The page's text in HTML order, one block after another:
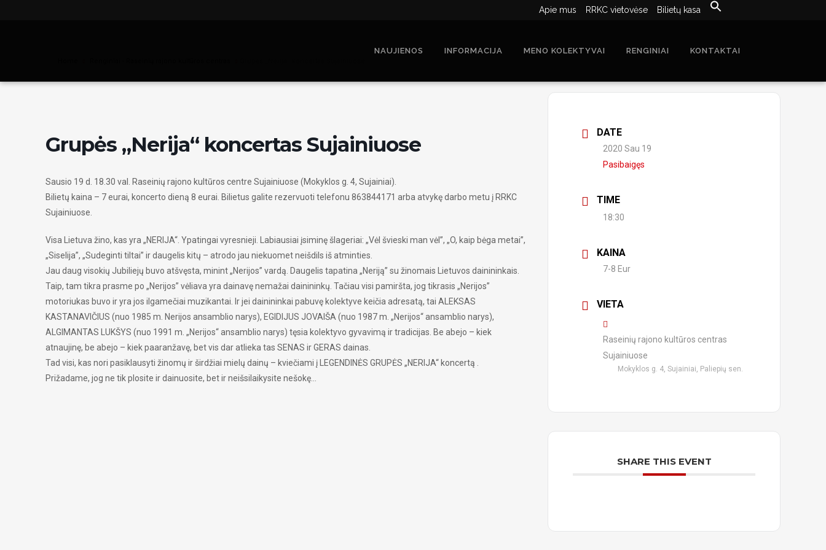
Apie mus RRKC vietovėse Bilietų kasa
NAUJIENOS INFORMACIJA MENO KOLEKTYVAI RENGINIAI KONTAKTAI
Grupės „Nerija“ koncertas Sujainiuose
Sausio 19 d. 18.30 val. Raseinių rajono kultūros centre Sujainiuose (Mokyklos g. 4, Sujainiai).
Bilietų kaina – 7 eurai, koncerto dieną 8 eurai. Bilietus galite rezervuoti telefonu 863844171 arba atvykę darbo metu į RRKC
Sujainiuose.
Visa Lietuva žino, kas yra „NERIJA“. Ypatingai vyresnieji. Labiausiai įsiminę šlageriai: „Vėl švieski man vėl”, „O, kaip bėga metai”,
„Siselija”, „Sudeginti tiltai” ir daugelis kitų – atrodo jau niekuomet neišdils iš atminties.
Jau daug visokių Jubiliejų buvo atšvęsta, minint „Nerijos” vardą. Daugelis tapatina „Neriją” su žinomais Lietuvos dainininkais.
Taip, tam tikra prasme po „Nerijos” vėliava yra dainavę nemažai dainininkų. Tačiau visi pamiršta, jog tikrasis „Nerijos”
motoriukas buvo ir yra jos ilgamečiai muzikantai. Ir jei dainininkai pabuvę kolektyve keičia adresatą, tai ALEKSAS
KASTANAVIČIUS (nuo 1985 m. Nerijos ansamblio narys), EGIDIJUS JOVAIŠA (nuo 1987 m. „Nerijos‘‘ ansamblio narys),
ALGIMANTAS LUKŠYS (nuo 1991 m. „Nerijos‘‘ ansamblio narys) tęsia kolektyvo gyvavimą ir tradicijas. Be abejo – kiek
atnaujinę, be abejo – kiek paaranžavę, bet vis dar atlieka tas SENAS ir GERAS dainas.
Tad visi, kas nori pasiklausyti žinomų ir širdžiai mielų dainų – kviečiami į LEGENDINĖS GRUPĖS „NERIJA“ koncertą .
Prižadame, jog ne tik plosite ir dainuosite, bet ir neišsilaikysite nešokę…
DATE
2020 Sau 19
Pasibaigęs
TIME
18:30
KAINA
7-8 Eur
VIETA
Raseinių rajono kultūros centras
Sujainiuose
Mokyklos g. 4, Sujainiai, Paliepių sen.
SHARE THIS EVENT